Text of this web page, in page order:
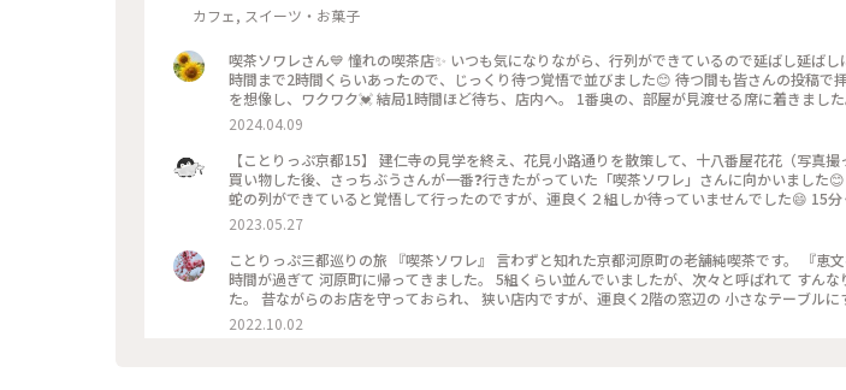
カフェ, スイーツ・お菓子
喫茶ソワレさん💙 憧れの喫茶店✨ いつも気になりながら、行列ができているので延ばし延ば
時間まで2時間くらいあったので、じっくり待つ覚悟で並びました😊 待つ間も皆さんの投稿で
を想像し、ワクワク💓 結局1時間ほど待ち、店内へ。 1番奥の、部屋が見渡せる席に着きまし
別世界に入ったようです💙 ぶどうの透かし彫りやライトもクラシックでキレイ✨ 頼んだのはご
キレイ～✨ 優しいランプの明かりにかざすとキラキラします✨ ゼリーの懐かしい感じや優しい
がゼリーと同じサイズで、ゼリーだと思って口に入れてびっくりしてしまいました💦 あっと
しまいました😣 まだこの雰囲気の中にいたくてコーヒーでも頼みたい…と思いましたが、きっ
できているでしょうからお店を後にしました。 またこの特別な空間に会いに行きたいです💙 #電車旅 #喫茶ソワレ #
2024.04.09
【ことりっぷ京都15】 建仁寺の見学を終え、花見小路通りを散策して、十八番屋花花（写真
買い物した後、さっちぶうさんが一番❓行きたがっていた「喫茶ソワレ」さんに向かいました
蛇の列ができていると覚悟して行ったのですが、運良く２組しか待っていませんでした😄 15
２階の窓側の席へ。若いグループばっかり😱 あ、でも、男性だけで来ているグループも😊 私
さっちぶうさんはゼリーポンチフロートを注文しました。 店内の雰囲気は、暗めの照明でした
良い雰囲気でした。 美味しくいただいてお店を出たのですが、10組くらいが列を作っていま
ぷ旅 #京都 #喫茶ソワレ #ヨーグルトポンチ #ゼリーポンチフロート 令和５年５月20日撮影
2023.05.27
ことりっぷ三都巡りの旅 『喫茶ソワレ』 言わずと知れた京都河原町の老舗純喫茶です。 『恵
時間が過ぎて 河原町に帰ってきました。 5組くらい並んでいましたが、次々と呼ばれて すんな
た。 昔ながらのお店を守っておられ、 狭い店内ですが、運良く2階の窓辺の 小さなテーブルに
やり涼しげなゼリーポンチをたのんで 文庫本を読みながら、ひと休みです。 灯りの抑えられ
井の梁や調度品もシックで美しく 昭和の香りが漂っていますが、 お客さんは若い観光客の方
2022.10.02